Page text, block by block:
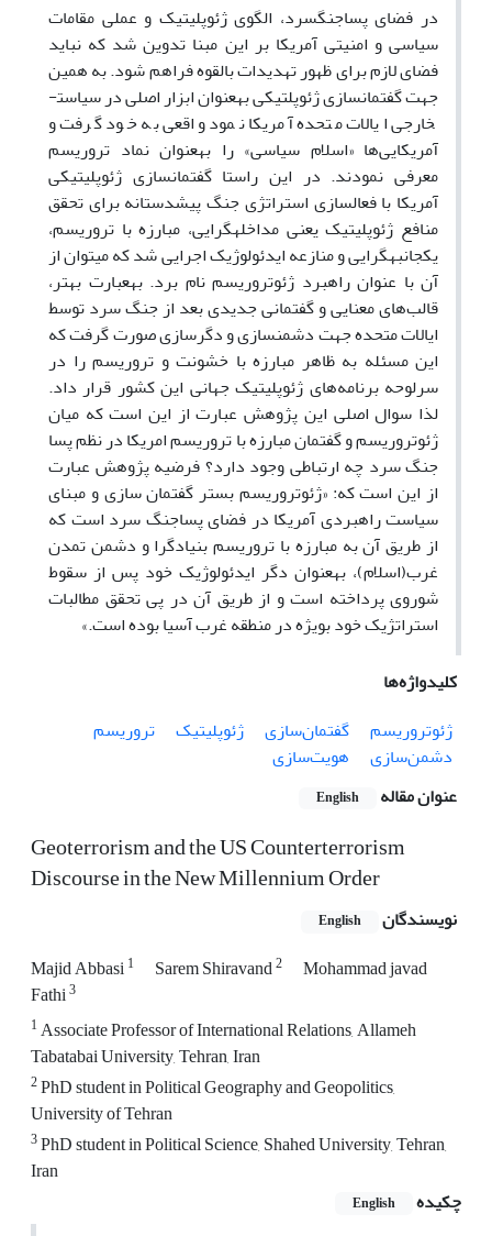
در فضای پسا­جنگ­سرد، الگوی ژئوپلیتیک و عملی مقامات
سیاسی و امنیتی آمریکا بر این مبنا تدوین شد که نباید
فضای لازم برای ظهور تهدیدات بالقوه فراهم شود. به همین
جهت گفتمان­سازی ژئوپلتیکی به­عنوان ابزار اصلی در سیاست­
خارجی ایالات متحده آمریکا نمود واقعی به خود گرفت و
آمریکایی‌ها «اسلام سیاسی» را به­عنوان نماد تروریسم
معرفی نمودند. در این راستا گفتمان­سازی ژئوپلیتیکی
آمریکا با فعال­سازی استراتژی جنگ پیش­دستانه برای تحقق
منافع ژئوپلیتیک یعنی مداخله­گرایی، مبارزه با تروریسم،
یکجانبه­گرایی و منازعه ایدئولوژیک اجرایی شد که می­توان از
آن با عنوان راهبرد ژئوتروریسم نام برد. به­عبارت بهتر،
قالب‌های معنایی و گفتمانی جدیدی بعد از جنگ سرد توسط
ایالات متحده جهت دشمن­سازی و دگرسازی صورت گرفت که
این مسئله به ظاهر مبارزه با خشونت و تروریسم را در
سرلوحه برنامه‌های ژئوپلیتیک جهانی این کشور قرار داد.
لذا سوال اصلی این پژوهش عبارت از این است که میان
ژئوتروریسم و گفتمان مبارزه با تروریسم امریکا در نظم پسا
جنگ سرد چه ارتباطی وجود دارد؟ فرضیه پژوهش عبارت
از این است که: «ژئوتروریسم بستر گفتمان سازی و مبنای
سیاست راهبردی آمریکا در فضای پساجنگ سرد است که
از طریق آن به مبارزه با تروریسم بنیادگرا و دشمن تمدن
غرب(اسلام)، به­عنوان دگر ایدئولوژیک خود پس از سقوط
شوروی پرداخته است و از طریق آن در پی تحقق مطالبات
استراتژیک خود بویژه در منطقه غرب آسیا بوده است.»
کلیدواژه‌ها
ژئوتروریسم
گفتمان‌سازی ژئوپلیتیک
تروریسم
دشمن‌سازی
هویت‌سازی
عنوان مقاله
English
Geoterrorism and the US Counterterrorism
Discourse in the New Millennium Order
نویسندگان English
Majid Abbasi1 Sarem Shiravand2
Mohammad javad
Fathi3
1Associate Professor of International Relations, Allameh
Tabatabai University, Tehran, Iran
2PhD student in Political Geography and Geopolitics,
University of Tehran
3PhD student in Political Science, Shahed University, Tehran,
Iran
چکیده
English